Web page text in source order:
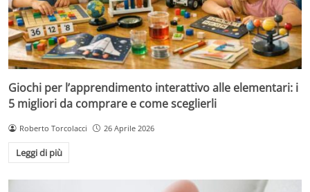
Giochi per l’apprendimento interattivo alle elementari: i
5 migliori da comprare e come sceglierli
Roberto Torcolacci 26 Aprile 2026
Leggi di più